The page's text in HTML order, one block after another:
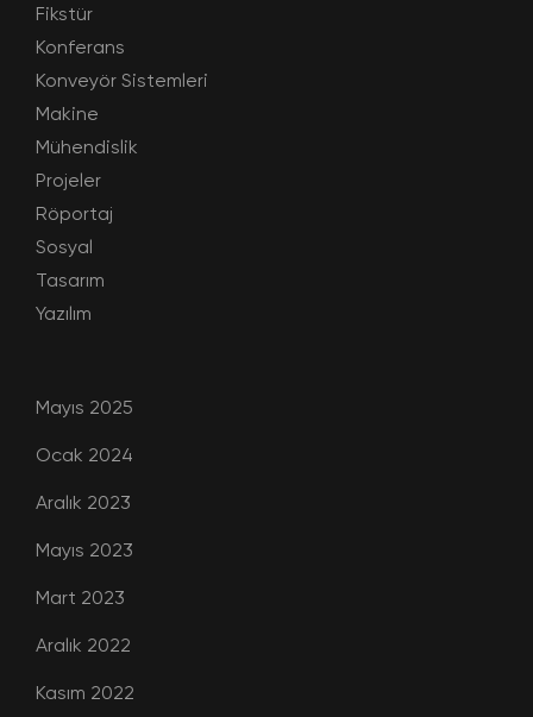
Fikstür
Konferans
Konveyör Sistemleri
Makine
Mühendislik
Projeler
Röportaj
Sosyal
Tasarım
Yazılım
Mayıs 2025
Ocak 2024
Aralık 2023
Mayıs 2023
Mart 2023
Aralık 2022
Kasım 2022